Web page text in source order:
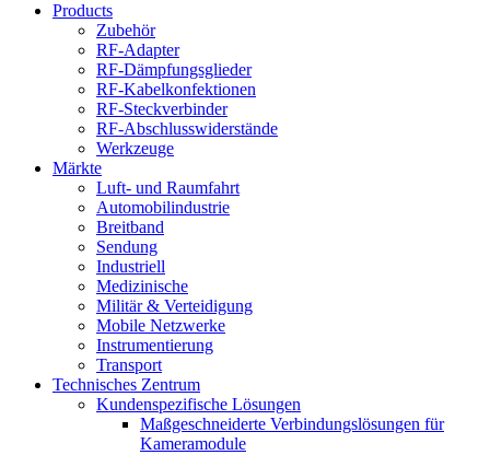
Products
Zubehör
RF-Adapter
RF-Dämpfungsglieder
RF-Kabelkonfektionen
RF-Steckverbinder
RF-Abschlusswiderstände
Werkzeuge
Märkte
Luft- und Raumfahrt
Automobilindustrie
Breitband
Sendung
Industriell
Medizinische
Militär & Verteidigung
Mobile Netzwerke
Instrumentierung
Transport
Technisches Zentrum
Kundenspezifische Lösungen
Maßgeschneiderte Verbindungslösungen für
Kameramodule